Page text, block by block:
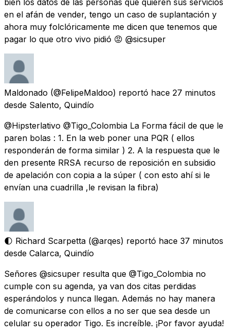
en el afán de vender, tengo un caso de suplantación y
ahora muy folclóricamente me dicen que tenemos que
pagar lo que otro vivo pidió 😡 @sicsuper
Maldonado (@FelipeMaldoo) reportó hace 27 minutos
desde Salento, Quindío
@Hipsterlativo @Tigo_Colombia La Forma fácil de que le
paren bolas : 1. En la web poner una PQR ( ellos
responderán de forma similar ) 2. A la respuesta que le
den presente RRSA recurso de reposición en subsidio
de apelación con copia a la súper ( con esto ahí si le
envían una cuadrilla ,le revisan la fibra)
🌓 Richard Scarpetta (@arqes) reportó hace 37 minutos
desde Calarca, Quindío
Señores @sicsuper resulta que @Tigo_Colombia no
cumple con su agenda, ya van dos citas perdidas
esperándolos y nunca llegan. Además no hay manera
de comunicarse con ellos a no ser que sea desde un
celular su operador Tigo. Es increíble. ¡Por favor ayuda!